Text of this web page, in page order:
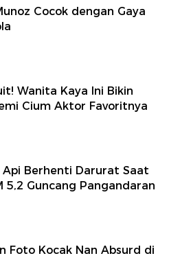
Cocok dengan Gaya
Wanita Kaya Ini Bikin
Cium Aktor Favoritnya
Berhenti Darurat Saat
5,2 Guncang Pangandaran
Foto Kocak Nan Absurd di